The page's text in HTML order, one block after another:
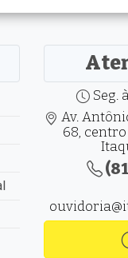
Seg.
Av.
68, centro